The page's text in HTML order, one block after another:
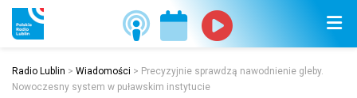
Radio Lublin > Wiadomości > Precyzyjnie sprawdzą nawodnienie gleby.
Nowoczesny system w puławskim instytucie